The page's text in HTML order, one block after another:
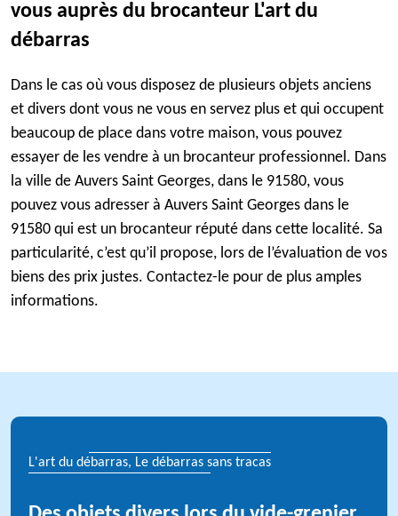
vous auprès du brocanteur L'art du
débarras
Dans le cas où vous disposez de plusieurs objets anciens
et divers dont vous ne vous en servez plus et qui occupent
beaucoup de place dans votre maison, vous pouvez
essayer de les vendre à un brocanteur professionnel. Dans
la ville de Auvers Saint Georges, dans le 91580, vous
pouvez vous adresser à Auvers Saint Georges dans le
91580 qui est un brocanteur réputé dans cette localité. Sa
particularité, c’est qu’il propose, lors de l’évaluation de vos
biens des prix justes. Contactez-le pour de plus amples
informations.
L'art du débarras, Le débarras sans tracas